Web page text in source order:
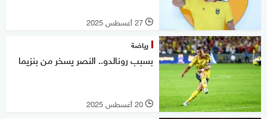
l 27 أغسطس 2025
رياضة
بسبب رونالدو.. النصر يسخر من بنزيما
l 20 أغسطس 2025